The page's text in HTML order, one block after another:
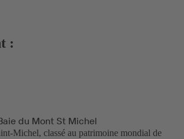
:
du Mont St Michel
Michel, classé au patrimoine mondial de